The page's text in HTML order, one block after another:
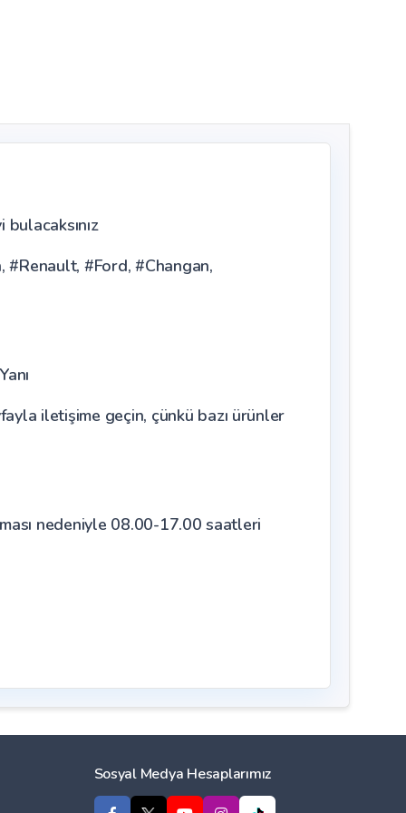
#Ford, #Changan,
iletişime geçin, çünkü bazı ürünler
nedeniyle 08.00-17.00 saatleri
Sosyal Medya Hesaplarımız